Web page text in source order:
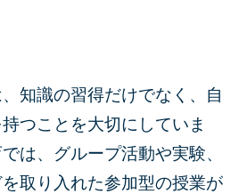
知識の習得だけでなく、自
つことを大切にしていま
は、グループ活動や実験、
取り入れた参加型の授業が